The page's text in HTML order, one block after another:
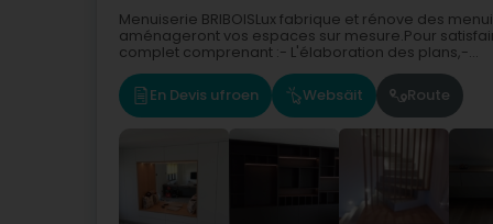
Menuiserie BRIBOISLux fabrique et rénove des
aménageront vos espaces sur mesure.Pour
complet comprenant :- L'élaboration des plans,-...
En Devis ufroen Websäit Route